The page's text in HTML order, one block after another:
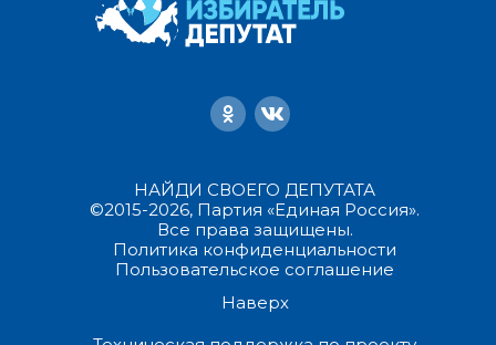
НАЙДИ СВОЕГО ДЕПУТАТА
©2015-2026, Партия «Единая Россия».
Все права защищены.
Политика конфиденциальности
Пользовательское соглашение
Наверх